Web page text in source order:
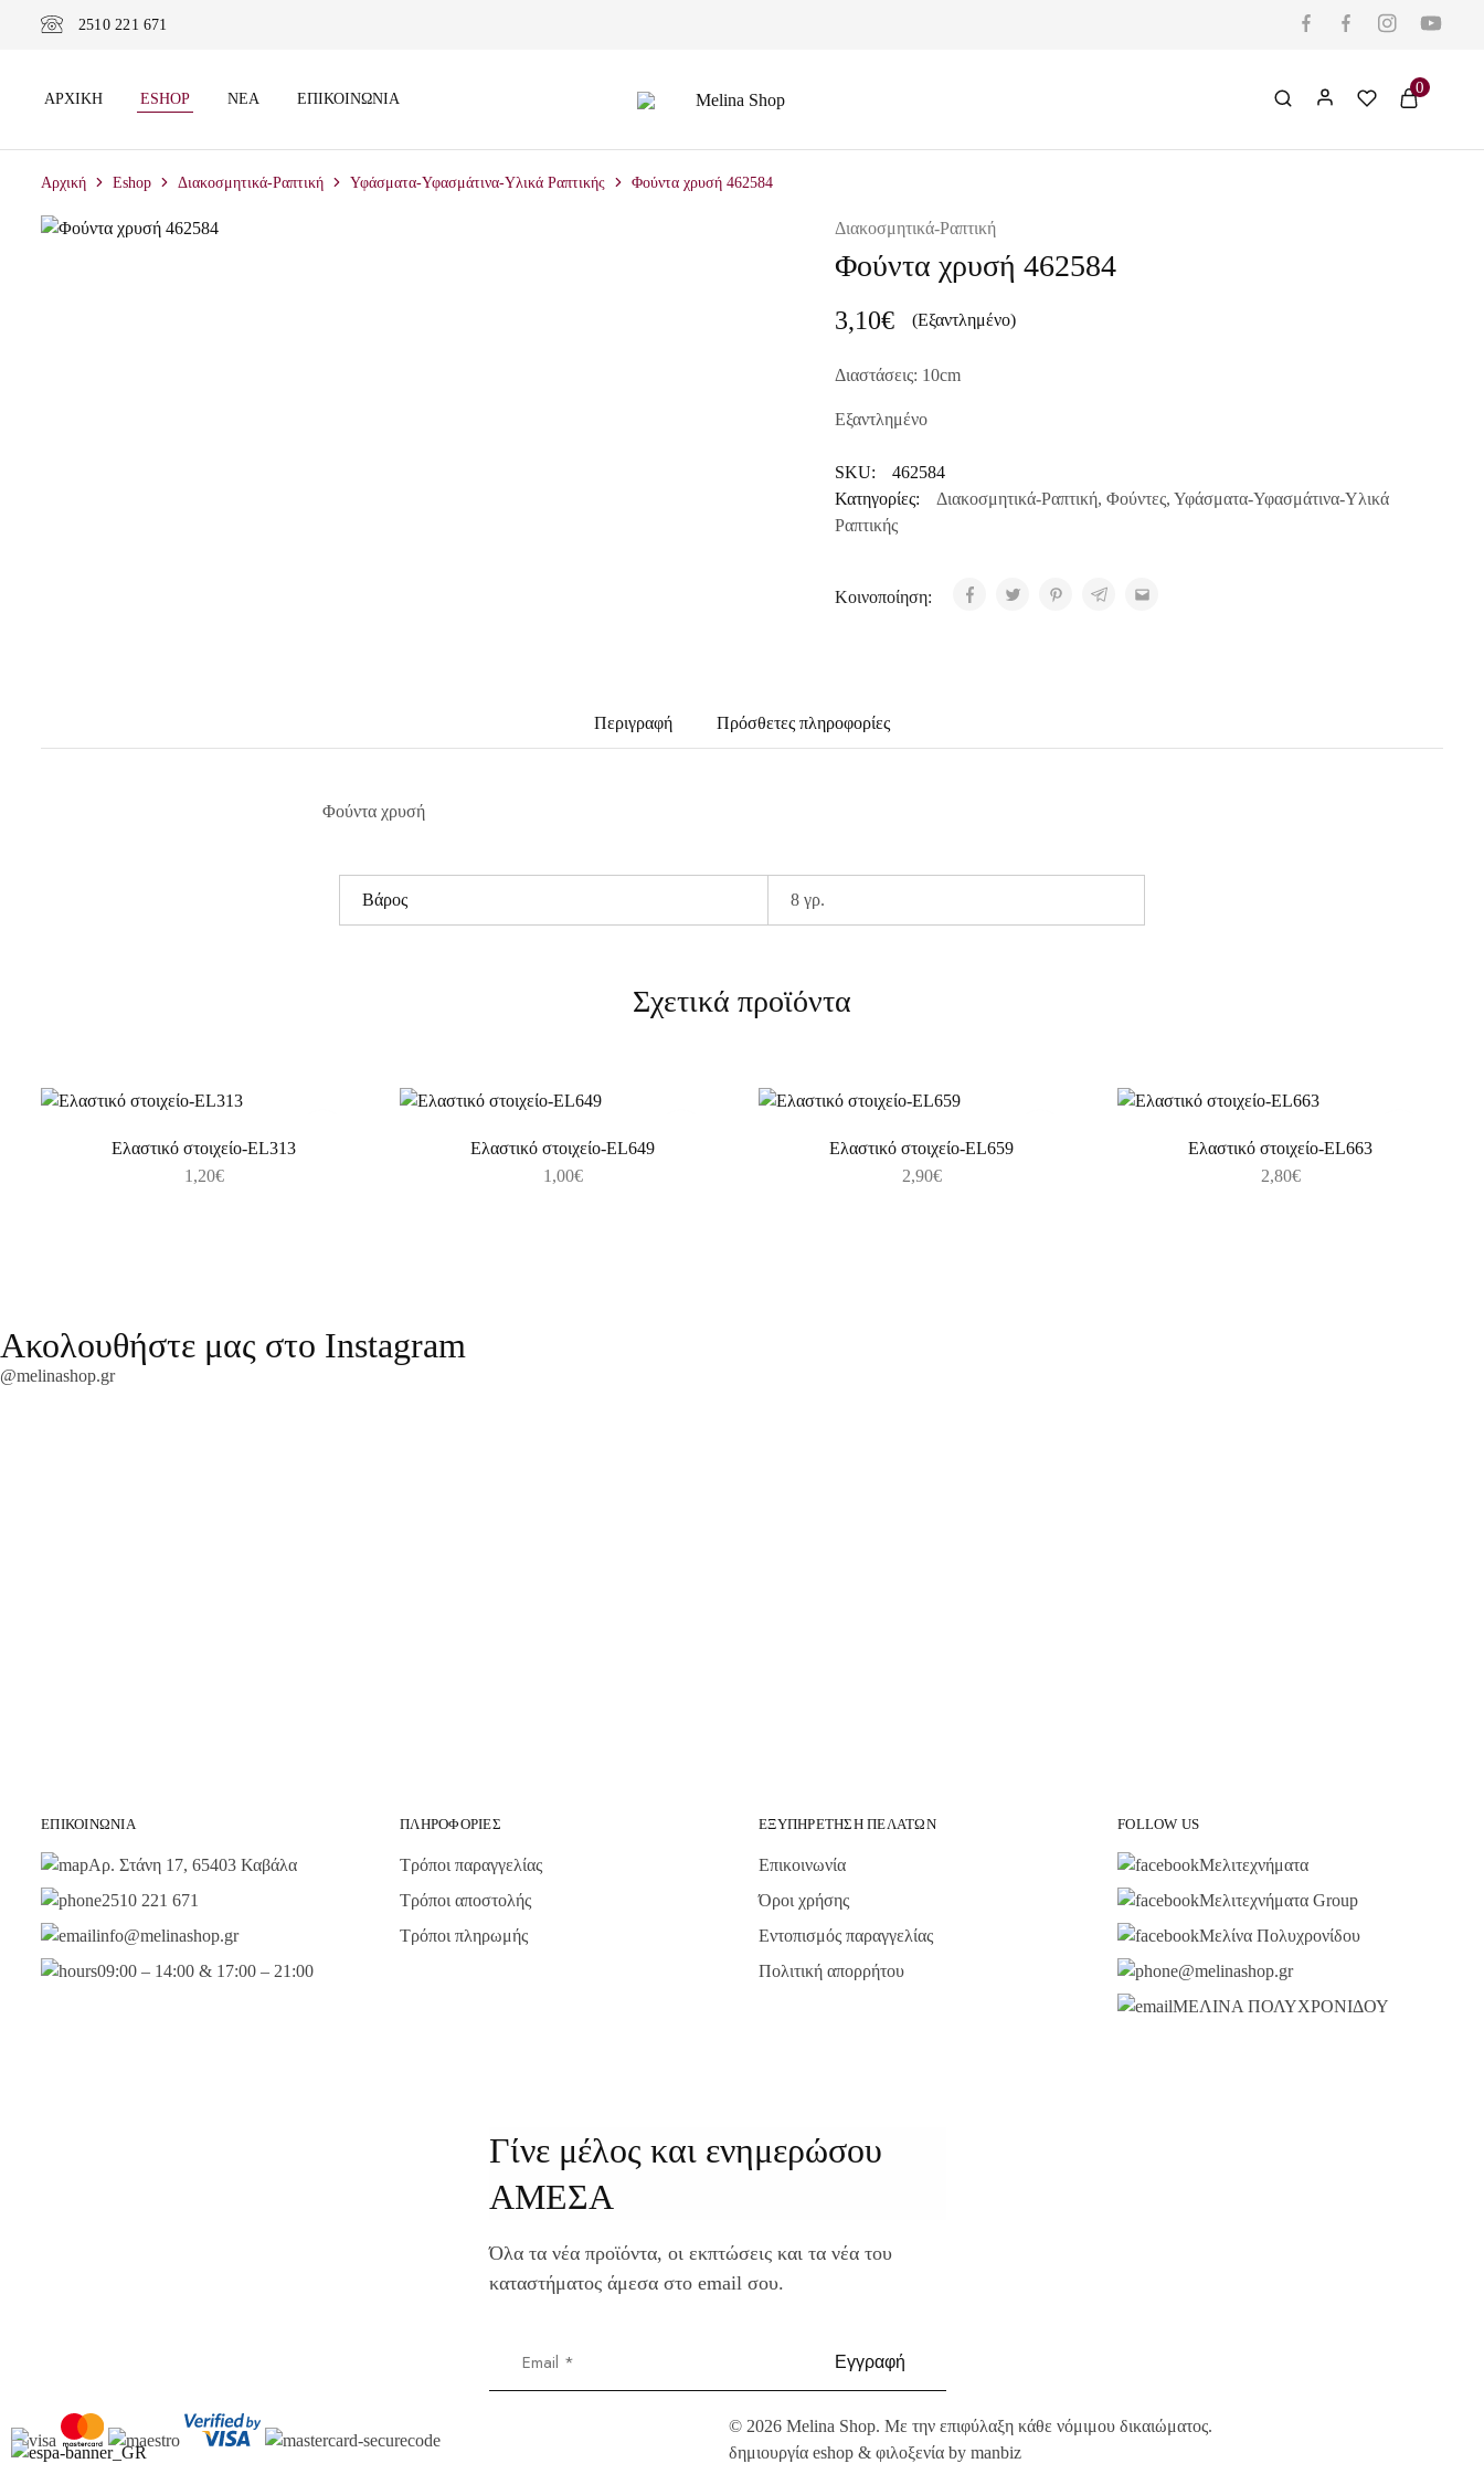
2510 221 671
ΑΡΧΙΚΉ ESHOP ΝΈΑ ΕΠΙΚΟΙΝΩΝΊΑ
Melina
0
Αρχική Eshop Διακοσμητικά-Ραπτική Υφάσματα-Υφασμάτινα-Υλικά Ραπτικής Φούντα χρυσή 462584
Διακοσμητικά-Ραπτική
Φούντα χρυσή 462584
3,10€ (Εξαντλημένο)
Διαστάσεις: 10cm
Εξαντλημένο
SKU:
462584
Κατηγορίες:
Διακοσμητικά-Ραπτική, Φούντες, Υφάσματα-Υφασμάτινα-Υλικά
Ραπτικής
Κοινοποίηση:
Περιγραφή Πρόσθετες πληροφορίες
Φούντα χρυσή
Βάρος 8 γρ.
Σχετικά προϊόντα
Ελαστικό στοιχείο-EL313
1,20€
Ελαστικό στοιχείο-EL649
1,00€
Ελαστικό στοιχείο-EL659
2,90€
Ελαστικό στοιχείο-EL663
2,80€
Ακολουθήστε μας στο Instagram
@melinashop.gr
ΕΠΙΚΟΙΝΩΝΊΑ
Αρ. Στάνη 17, 65403 Καβάλα
2510 221 671
info@melinashop.gr
09:00 – 14:00 & 17:00 – 21:00
ΠΛΗΡΟΦΟΡΊΕΣ
Τρόποι παραγγελίας
Τρόποι αποστολής
Τρόποι πληρωμής
ΕΞΥΠΗΡΈΤΗΣΗ ΠΕΛΑΤΏΝ
Επικοινωνία
Όροι χρήσης
Εντοπισμός παραγγελίας
Πολιτική απορρήτου
FOLLOW US
Μελιτεχνήματα
Μελιτεχνήματα Group
Μελίνα Πολυχρονίδου
@melinashop.gr
ΜΕΛΙΝΑ ΠΟΛΥΧΡΟΝΙΔΟΥ
Γίνε μέλος και ενημερώσου
ΑΜΕΣΑ
Όλα τα νέα προϊόντα, οι εκπτώσεις και τα νέα του
καταστήματος άμεσα στο email σου.
© 2026 Melina Shop. Με την επιφύλαξη κάθε νόμιμου δικαιώματος.
δημιουργία eshop & φιλοξενία by manbiz